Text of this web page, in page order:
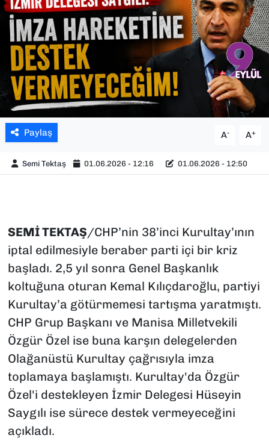
Paylaş A- A+
Semi Tektaş 01.06.2026 - 12:16 01.06.2026 - 12:50
SEMİ TEKTAŞ/CHP’nin 38’inci Kurultay’ının
iptal edilmesiyle beraber parti içi bir kriz
başladı. 2,5 yıl sonra Genel Başkanlık
koltuğuna oturan Kemal Kılıçdaroğlu, partiyi
Kurultay’a götürmemesi tartışma yaratmıştı.
CHP Grup Başkanı ve Manisa Milletvekili
Özgür Özel ise buna karşın delegelerden
Olağanüstü Kurultay çağrısıyla imza
toplamaya başlamıştı. Kurultay'da Özgür
Özel'i destekleyen İzmir Delegesi Hüseyin
Saygılı ise sürece destek vermeyeceğini
açıkladı.
YAŞAM
YEREL YÖNETİMLER